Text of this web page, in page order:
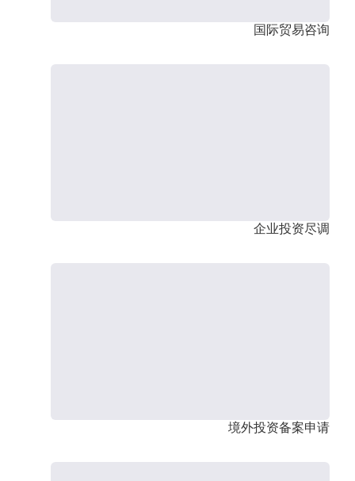
国际贸易咨询
企业投资尽调
境外投资备案申请